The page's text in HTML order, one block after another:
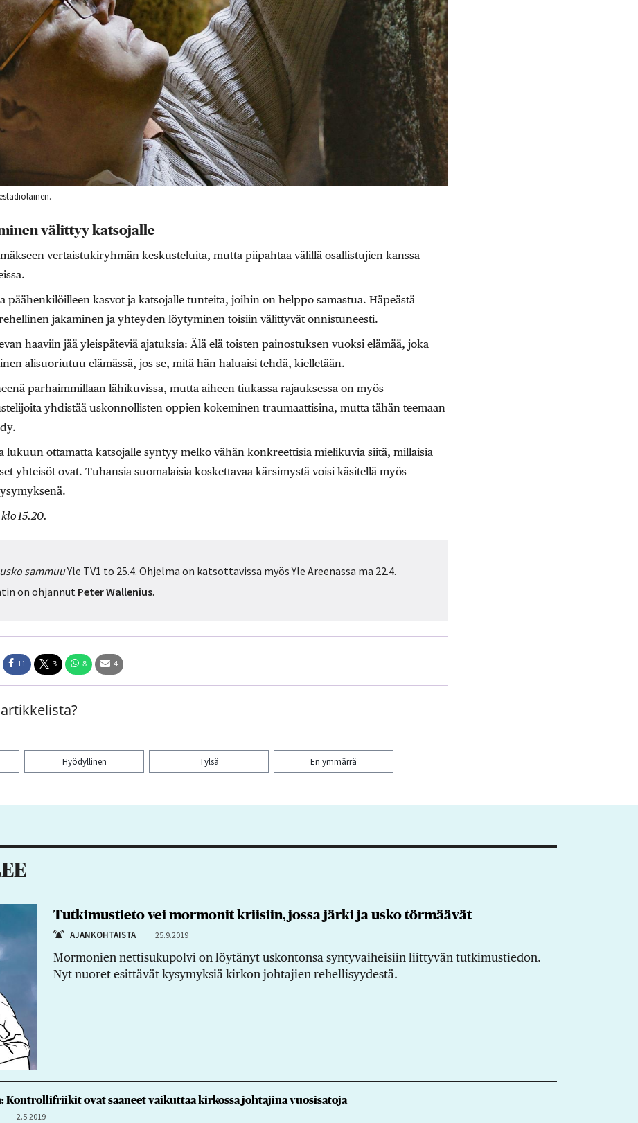
välittyy katsojalle
vertaistukiryhmän keskusteluita, mutta piipahtaa välillä osallistujien kanssa
päähenkilöilleen kasvot ja katsojalle tunteita, joihin on helppo samastua. Häpeästä
jakaminen ja yhteyden löytyminen toisiin välittyvät onnistuneesti.
haaviin jää yleispäteviä ajatuksia: Älä elä toisten painostuksen vuoksi elämää, joka
alisuoriutuu elämässä, jos se, mitä hän haluaisi tehdä, kielletään.
parhaimmillaan lähikuvissa, mutta aiheen tiukassa rajauksessa on myös
yhdistää uskonnollisten oppien kokeminen traumaattisina, mutta tähän teemaan
lukuun ottamatta katsojalle syntyy melko vähän konkreettisia mielikuvia siitä, millaisia
yhteisöt ovat. Tuhansia suomalaisia koskettavaa kärsimystä voisi käsitellä myös
15.20.
sammuuYle TV1 to 25.4. Ohjelma on katsottavissa myös Yle Areenassa ma 22.4.
on ohjannut Peter Wallenius.
11 3 8 4
Hyödyllinen Tylsä En ymmärrä
Tutkimustieto vei mormonit kriisiin, jossa järki ja usko törmäävät
AJANKOHTAISTA 25.9.2019
Mormonien nettisukupolvi on löytänyt uskontonsa syntyvaiheisiin liittyvän tutkimustiedon.
Nyt nuoret esittävät kysymyksiä kirkon johtajien rehellisyydestä.
Kontrollifriikit ovat saaneet vaikuttaa kirkossa johtajina vuosisatoja
2.5.2019